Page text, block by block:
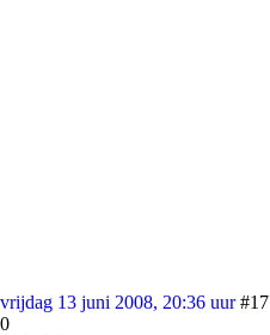
vrijdag 13 juni 2008, 20:36 uur #17
0